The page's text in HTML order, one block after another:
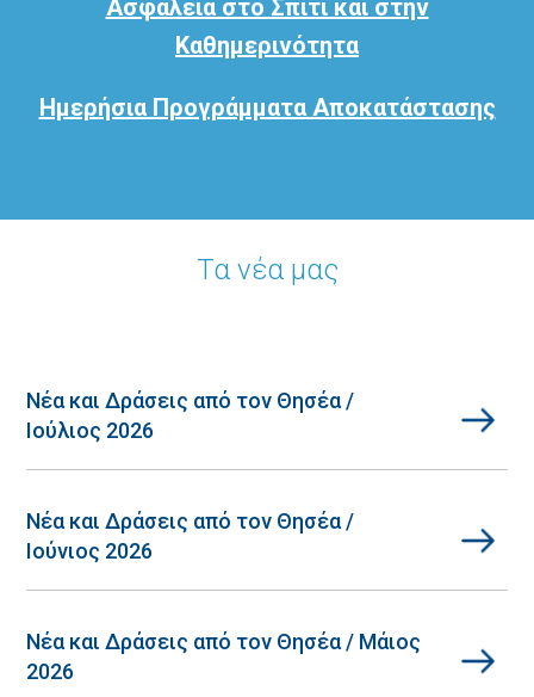
Ασφάλεια στο Σπίτι και στην
Καθημερινότητα
Ημερήσια Προγράμματα Αποκατάστασης
Τα νέα μας
Νέα και Δράσεις από τον Θησέα /
Ιούλιος 2026
Νέα και Δράσεις από τον Θησέα /
Ιούνιος 2026
Νέα και Δράσεις από τον Θησέα / Μάιος
2026